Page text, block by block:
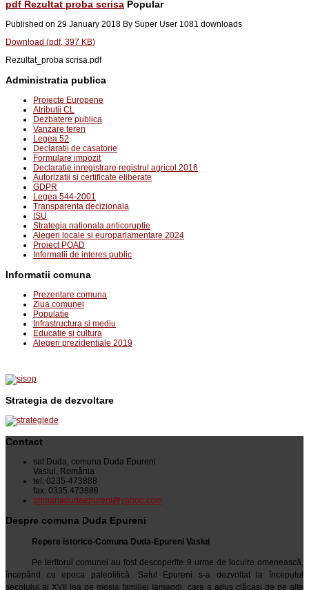
pdf Rezultat proba scrisa Popular
Published on 29 January 2018 By Super User 1081 downloads
Download (pdf, 397 KB)
Rezultat_proba scrisa.pdf
Administratia publica
Proiecte Europene
Atributii CL
Dezbatere publica
Vanzare teren
Legea 52
Declaratii de casatorie
Formulare impozit
Declaratie inregistrare registrul agricol 2016
Autorizatii si certificate eliberate
GDPR
Legea 544-2001
Transparenta decizionala
ISU
Strategia nationala anticoruptie
Alegeri locale si europarlamentare 2024
Proiect POAD
Informatii de interes public
Informatii comuna
Prezentare comuna
Ziua comunei
Populatie
Infrastructura si mediu
Educatie si cultura
Alegeri prezidentiale 2019
Strategia de dezvoltare
Contact
sat Duda, comuna Duda Epureni
Vaslui, România
tel: 0235-473888
fax: 0335.473888
primariadudaepureni@yahoo.com
Despre comuna Duda Epureni
Repere istorice-Comuna Duda-Epureni Vaslui
Pe teritorul comunei au fost descoperite 9 urme de locuire omenească,
începând cu epoca paleolitică. Satul Epureni s-a dezvoltat la începutul
secolului al XVII lea pe moşia familiei Iamandi, care a adus clăcaşi de pe alte